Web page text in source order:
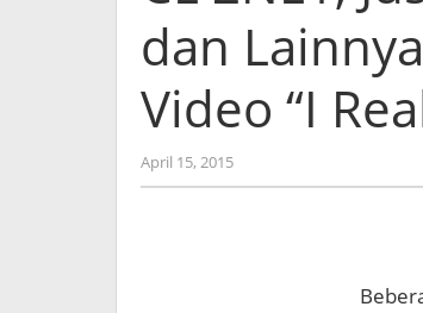
dan
Video “I
April 15, 2015by
Koreanindo